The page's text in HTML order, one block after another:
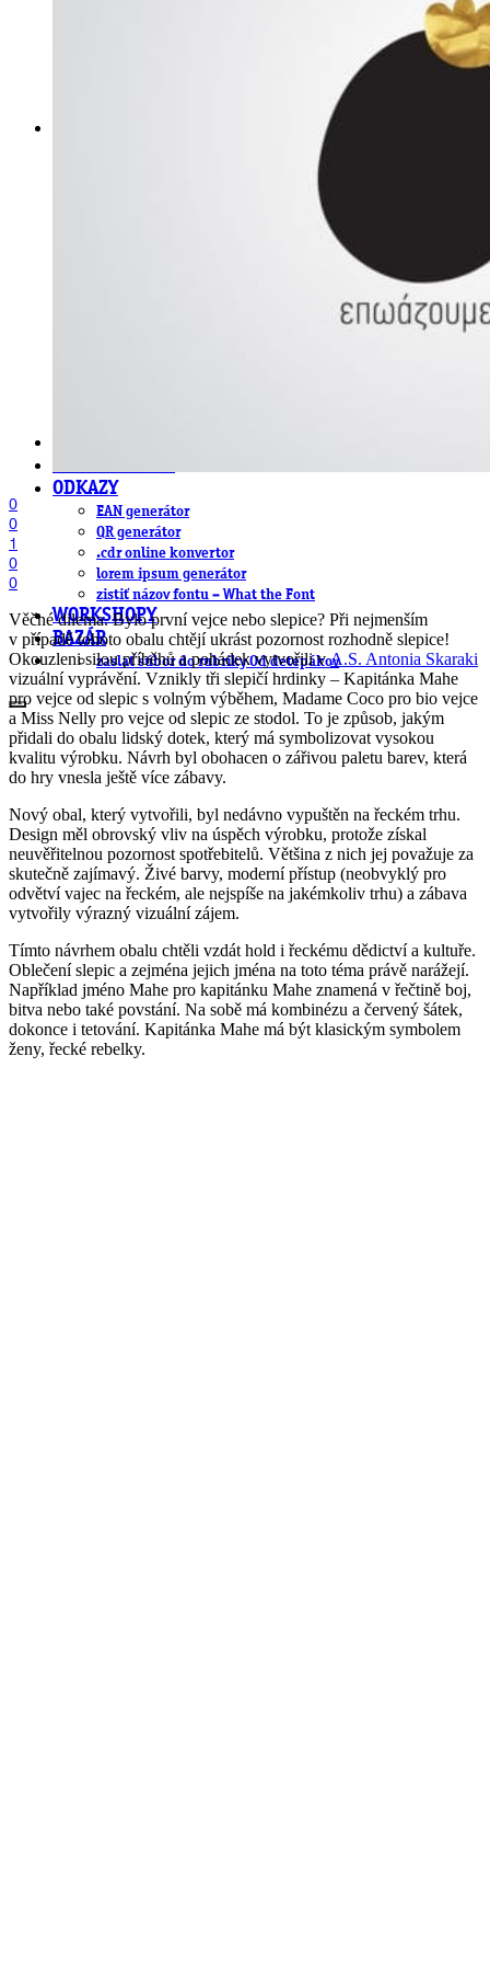
ODKAZY
EAN generátor
QR generátor
.cdr online konvertor
lorem ipsum generátor
zistiť názov fontu – What the Font
WORKSHOPY
BAZÁR
zaslať súbor do rubriky Od detepákov
0
0
1
0
0
Věčné dilema. Bylo první vejce nebo slepice? Při nejmenším
v případě tohoto obalu chtějí ukrást pozornost rozhodně slepice!
Okouzleni silou příběhů a pohádek vytvořili vA.S. Antonia Skaraki
vizuální vyprávění. Vznikly tři slepičí hrdinky – Kapitánka Mahe
pro vejce od slepic s volným výběhem, Madame Coco pro bio vejce
a Miss Nelly pro vejce od slepic ze stodol. To je způsob, jakým
přidali do obalu lidský dotek, který má symbolizovat vysokou
kvalitu výrobku. Návrh byl obohacen o zářivou paletu barev, která
do hry vnesla ještě více zábavy.
Nový obal, který vytvořili, byl nedávno vypuštěn na řeckém trhu.
Design měl obrovský vliv na úspěch výrobku, protože získal
neuvěřitelnou pozornost spotřebitelů. Většina z nich jej považuje za
skutečně zajímavý. Živé barvy, moderní přístup (neobvyklý pro
odvětví vajec na řeckém, ale nejspíše na jakémkoliv trhu) a zábava
vytvořily výrazný vizuální zájem.
Tímto návrhem obalu chtěli vzdát hold i řeckému dědictví a kultuře.
Oblečení slepic a zejména jejich jména na toto téma právě narážejí.
Například jméno Mahe pro kapitánku Mahe znamená v řečtině boj,
bitva nebo také povstání. Na sobě má kombinézu a červený šátek,
dokonce i tetování. Kapitánka Mahe má být klasickým symbolem
ženy, řecké rebelky.